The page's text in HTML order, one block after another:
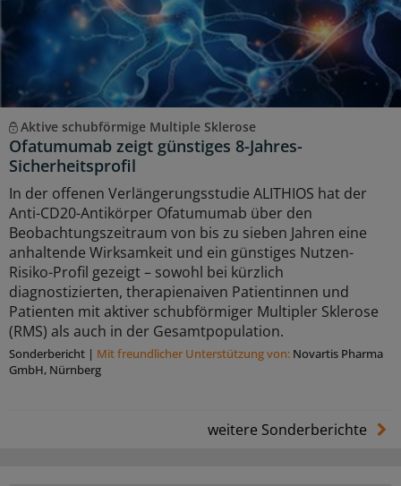
Aktive schubförmige Multiple Sklerose
Ofatumumab zeigt günstiges 8-Jahres-
Sicherheitsprofil
In der offenen Verlängerungsstudie ALITHIOS hat der
Anti-CD20-Antikörper Ofatumumab über den
Beobachtungszeitraum von bis zu sieben Jahren eine
anhaltende Wirksamkeit und ein günstiges Nutzen-
Risiko-Profil gezeigt – sowohl bei kürzlich
diagnostizierten, therapienaiven Patientinnen und
Patienten mit aktiver schubförmiger Multipler Sklerose
(RMS) als auch in der Gesamtpopulation.
Sonderbericht | Mit freundlicher Unterstützung von: Novartis Pharma
GmbH, Nürnberg
weitere Sonderberichte